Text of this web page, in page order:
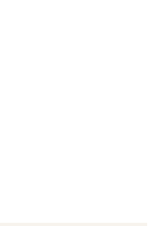
丁寧に梱包されて届き、あ
事にしていこうと思いま
像していました。 届いて開